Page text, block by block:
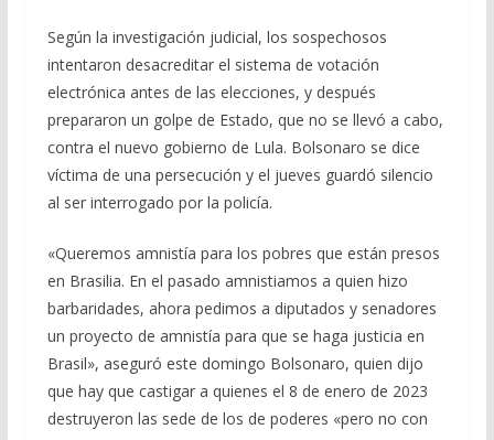
Según la investigación judicial, los sospechosos
intentaron desacreditar el sistema de votación
electrónica antes de las elecciones, y después
prepararon un golpe de Estado, que no se llevó a cabo,
contra el nuevo gobierno de Lula. Bolsonaro se dice
víctima de una persecución y el jueves guardó silencio
al ser interrogado por la policía.
«Queremos amnistía para los pobres que están presos
en Brasilia. En el pasado amnistiamos a quien hizo
barbaridades, ahora pedimos a diputados y senadores
un proyecto de amnistía para que se haga justicia en
Brasil», aseguró este domingo Bolsonaro, quien dijo
que hay que castigar a quienes el 8 de enero de 2023
destruyeron las sede de los de poderes «pero no con